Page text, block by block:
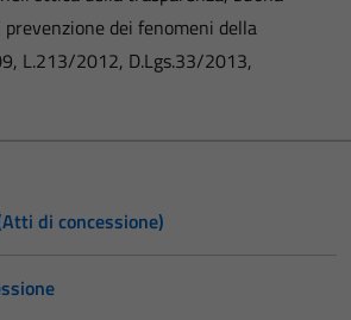
dei fenomeni della
L.213/2012, D.Lgs.33/2013,
di concessione)